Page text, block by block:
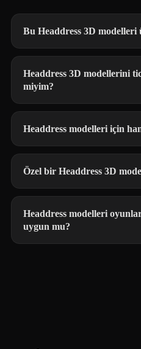
Bu Headdress 3D modelleri
Headdress 3D modellerini
miyim?
Headdress modelleri için
Özel bir Headdress 3D
Headdress modelleri
uygun mu?